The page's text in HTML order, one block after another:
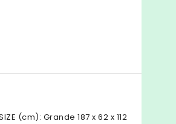
(cm): Grande 187 x 62 x 112